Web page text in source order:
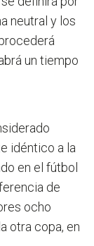
neutral y los
un tiempo
idéntico a la
en el fútbol
de
ocho
otra copa, en